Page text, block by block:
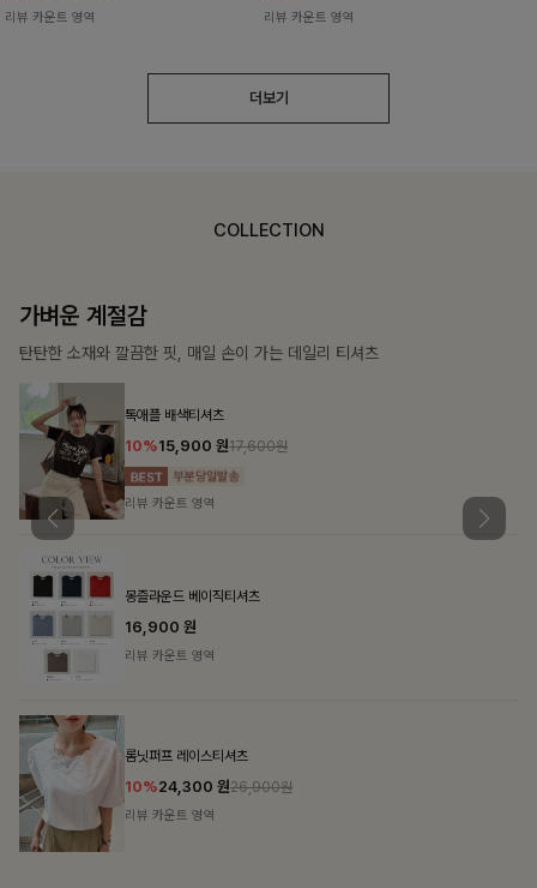
리뷰 카운트 영역 리뷰 카운트 영역
더보기
COLLECTION
가장 쉬운 코디
특별한 날부터 일상까지 함께하는 룩
쥬빌스트링 포켓원피스
17%48,900원58,900원
리뷰 카운트 영역